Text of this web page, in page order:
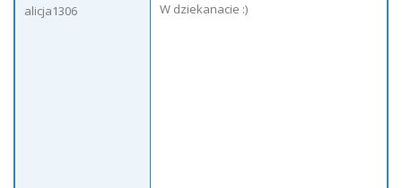
alicja1306
W dziekanacie :)